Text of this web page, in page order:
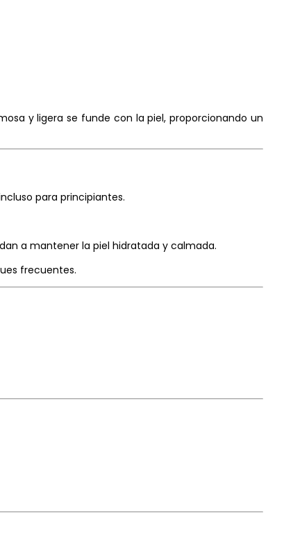
y ligera se funde con la piel, proporcionando un
para principiantes.
a mantener la piel hidratada y calmada.
frecuentes.